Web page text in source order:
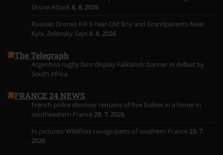
Drone Attack 8. 8. 2026
Russian Drones Kill 3-Year-Old Boy and Grandparents Near
Kyiv, Zelensky Says 8. 8. 2026
The Telegraph
Argentina rugby fans display Falklands banner in defeat by
South Africa
FRANCE 24 NEWS
French police discover remains of five babies in a home in
southeastern France28. 7. 2026
In pictures: Wildfires ravage parts of southern France23. 7.
2026